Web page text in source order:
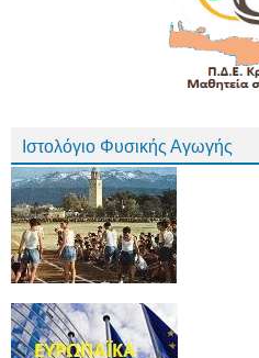
Ιστολόγιο Φυσικής Αγωγής